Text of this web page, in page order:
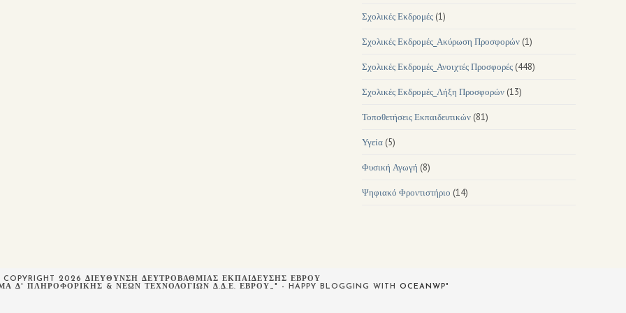
Σχολικές Εκδρομές (1)
Σχολικές Εκδρομές_Ακύρωση Προσφορών (1)
Σχολικές Εκδρομές_Ανοιχτές Προσφορές (448)
Σχολικές Εκδρομές_Λήξη Προσφορών (13)
Τοποθετήσεις Εκπαιδευτικών (81)
Υγεία (5)
Φυσική Αγωγή (8)
Ψηφιακό Φροντιστήριο (14)
2026 ΔΙΕΥΘΥΝΣΗ ΔΕΥΤΡΟΒΑΘΜΙΑΣ ΕΚΠΑΙΔΕΥΣΗΣ ΕΒΡΟΥ
Δ' ΠΛΗΡΟΦΟΡΙΚΉΣ & ΝΈΩΝ ΤΕΧΝΟΛΟΓΙΏΝ Δ.Δ.Ε. ΈΒΡΟΥ_" - HAPPY BLOGGING WITH OCEANWP"